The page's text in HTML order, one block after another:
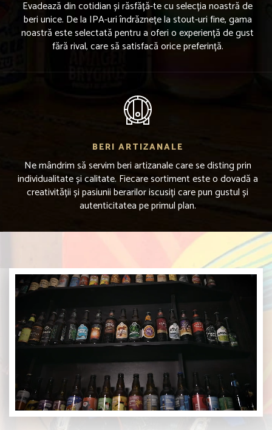
Evadează din cotidian și răsfăță-te cu selecția noastră de
beri unice. De la IPA-uri îndrăznețe la stout-uri fine, gama
noastră este selectată pentru a oferi o experiență de gust
fără rival, care să satisfacă orice preferință.
BERI ARTIZANALE
Ne mândrim să servim beri artizanale care se disting prin
individualitate și calitate. Fiecare sortiment este o dovadă a
creativității și pasiunii berarilor iscusiți care pun gustul și
autenticitatea pe primul plan.